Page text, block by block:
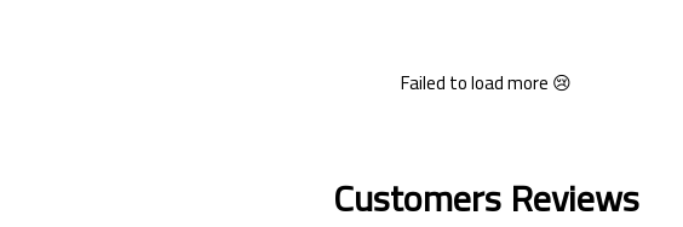
Failed to load more 😢
Customers Reviews